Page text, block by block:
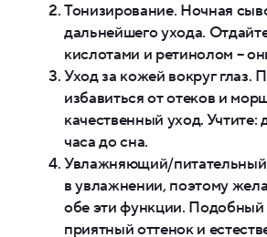
Тонизирование. Ночная
дальнейшего ухода.
кислотами и ретинолом –
Уход за кожей вокруг
избавиться от отеков и
качественный уход. Учтите:
часа до сна.
Увлажняющий/питательный
в увлажнении, поэтому
обе эти функции. Подобный
приятный оттенок и